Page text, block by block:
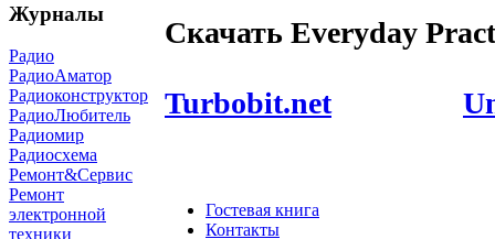
Журналы
Радио
РадиоАматор
Радиоконструктор
РадиоЛюбитель
Радиомир
Радиосхема
Ремонт&Сервис
Ремонт
электронной
техники
Скачать Everyday
Turbobit.net
Гостевая книга
Контакты